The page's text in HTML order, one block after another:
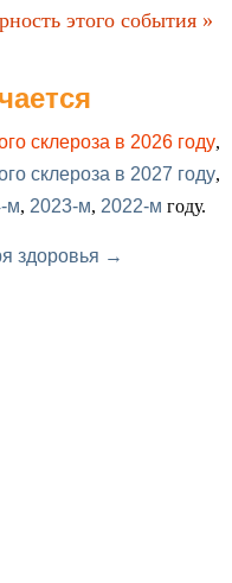
этого события »
склероза в 2026 году,
склероза в 2027 году,
м, 2023-м, 2022-м году.
здоровья →